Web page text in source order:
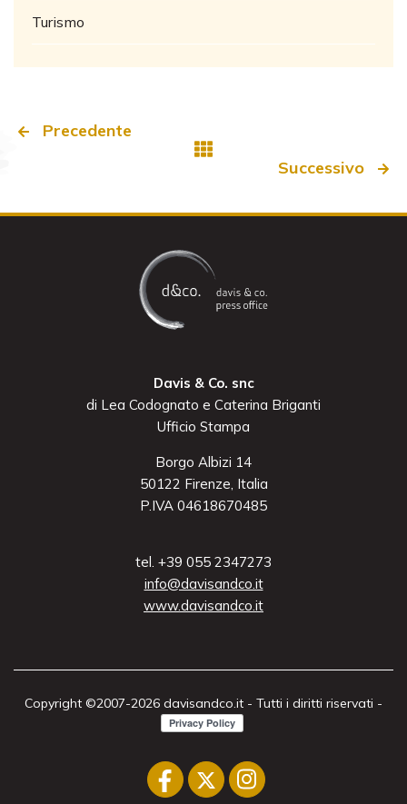
Turismo
Precedente
Successivo
Davis & Co. snc
di Lea Codognato e Caterina Briganti
Ufficio Stampa
Borgo Albizi 14
50122 Firenze, Italia
P.IVA 04618670485
tel. +39 055 2347273
info@davisandco.it
www.davisandco.it
Copyright ©2007-2026 davisandco.it - Tutti i diritti riservati -